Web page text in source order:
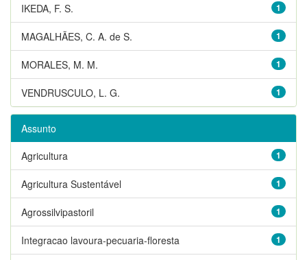
1
IKEDA, F. S.
1
MAGALHÃES, C. A. de S.
1
MORALES, M. M.
1
VENDRUSCULO, L. G.
Assunto
1
Agricultura
1
Agricultura Sustentável
1
Agrossilvipastoril
1
Integracao lavoura-pecuaria-floresta